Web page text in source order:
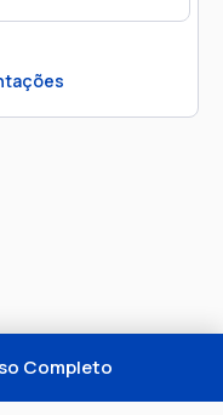
Completo